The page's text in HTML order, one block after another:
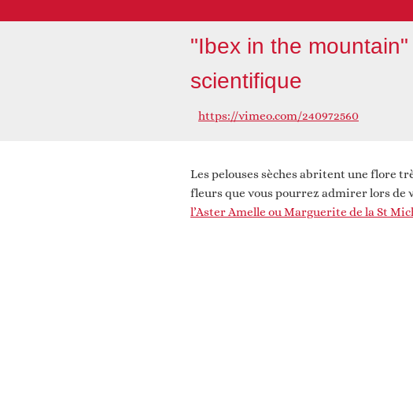
"Ibex in the
scientifique
https://vimeo.com/240972560
Les pelouses sèches abritent une flore
fleurs que vous pourrez admirer lors de
l’Aster Amelle ou Marguerite de la St